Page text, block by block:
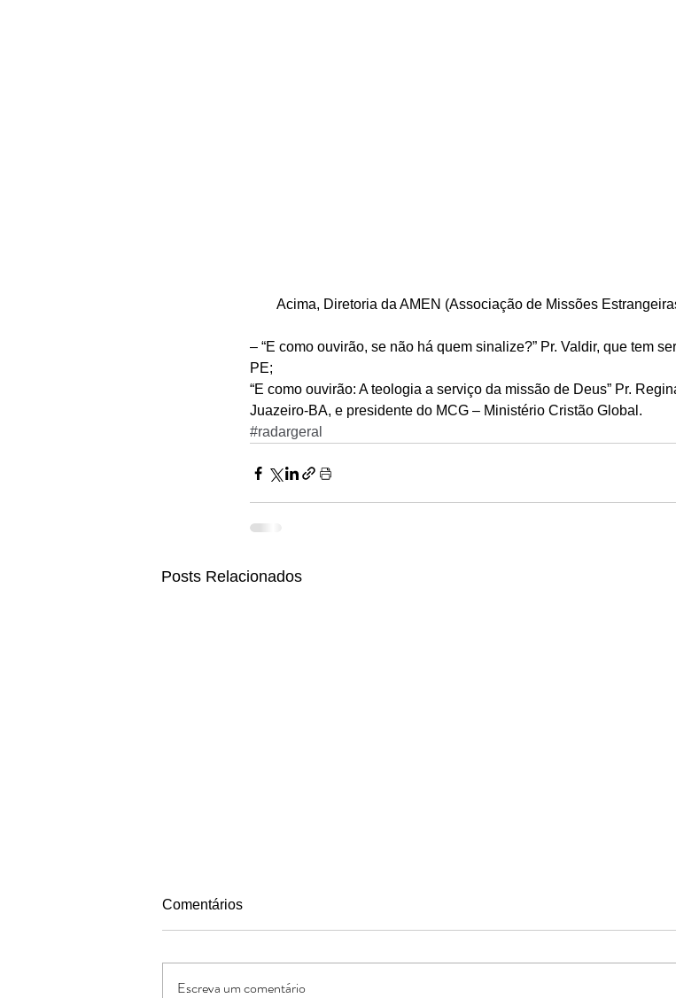
Acima, Diretoria da AMEN (Associação de Missões
– “E como ouvirão, se não há quem sinalize?” Pr. Valdir, que tem
PE;
“E como ouvirão: A teologia a serviço da missão de Deus” Pr.
Juazeiro-BA, e presidente do MCG – Ministério Cristão Global.
#radargeral
Posts Relacionados
Comentários
Escreva um comentário